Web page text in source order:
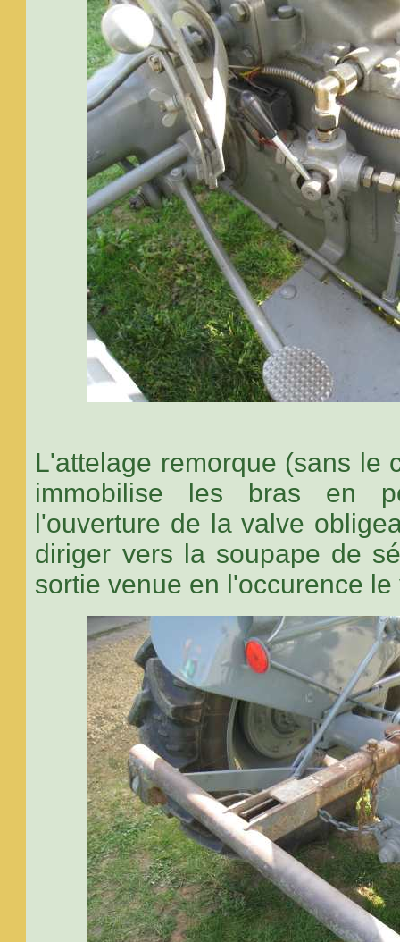
L'attelage remorque (sans le
immobilise les bras en
l'ouverture de la valve
diriger vers la soupape de
sortie venue en l'occurence